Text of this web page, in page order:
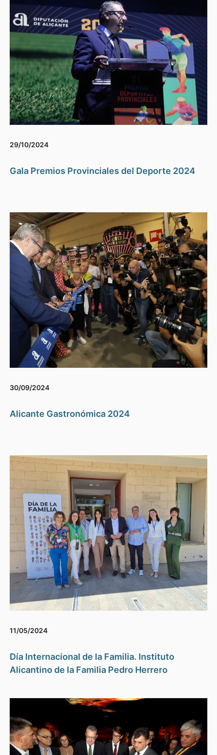
29/10/2024
Gala Premios Provinciales del Deporte 2024
30/09/2024
Alicante Gastronómica 2024
11/05/2024
Día Internacional de la Familia. Instituto
Alicantino de la Familia Pedro Herrero